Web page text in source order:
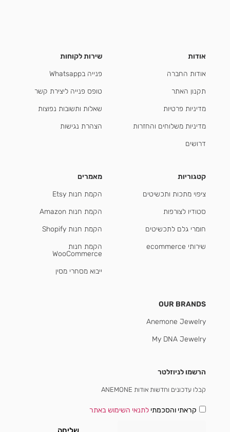
אודות
אודות החברה
תקנון האתר
מדיניות פרטיות
מדיניות משלוחים והחזרות
דרושים
שירות לקוחות
פנייה בWhatsapp
טופס פנייה ליצירת קשר
שאלות ותשובות נפוצות
הצהרת נגישות
קטגוריות
ציפוי מתכות ותכשיטים
סטודיו לצורפות
חומרי גלם לתכשיטים
שירותי ecommerce
מאמרים
הקמת חנות Etsy
הקמת חנות Amazon
הקמת חנות Shopify
הקמת חנות
WooCommerce
ייבוא מסחרי מסין
OUR BRANDS
Anemone Jewelry
My DNA Jewelry
הרשמו לניוזלטר
קבלו עדכונים וחדשות אודות ANEMONE
קראתי והסכמתילתנאי השימוש באתר